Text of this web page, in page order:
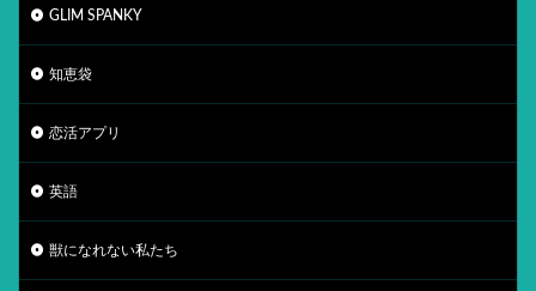
GLIM SPANKY
知恵袋
恋活アプリ
英語
獣になれない私たち